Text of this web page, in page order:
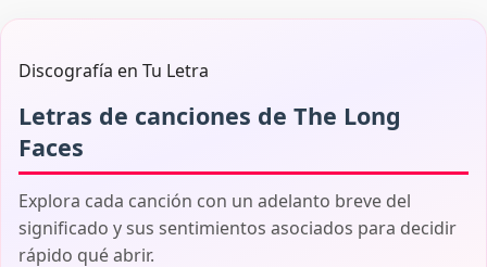
Discografía en Tu Letra
Letras de canciones de The Long
Faces
Explora cada canción con un adelanto breve del
significado y sus sentimientos asociados para decidir
rápido qué abrir.